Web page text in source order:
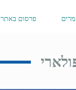
פרסום באתר